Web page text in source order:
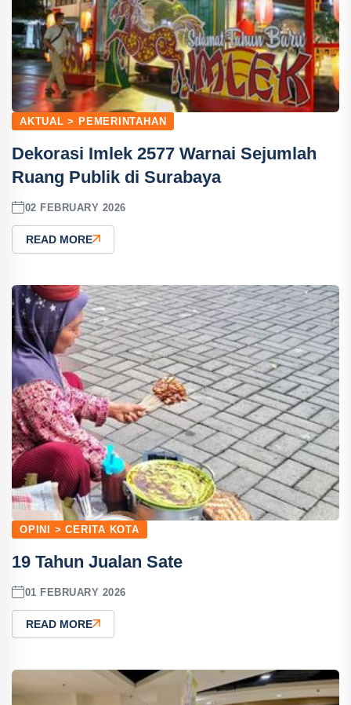
AKTUAL > PEMERINTAHAN
Dekorasi Imlek 2577 Warnai Sejumlah
Ruang Publik di Surabaya
02 FEBRUARY 2026
READ MORE
OPINI > CERITA KOTA
19 Tahun Jualan Sate
01 FEBRUARY 2026
READ MORE